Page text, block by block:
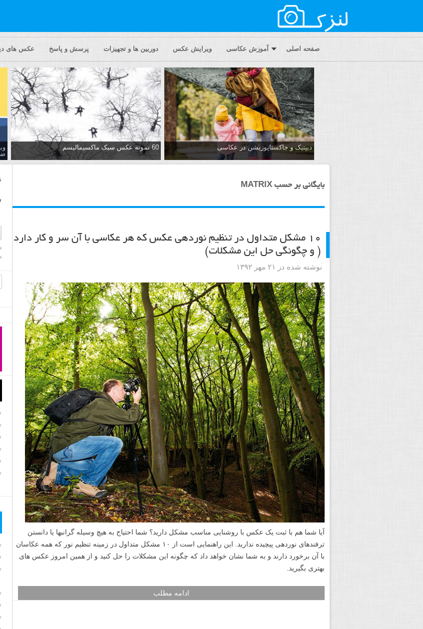
صفحه اصلی آموزش عکاسی ویرایش عکس دوربین ها و تجهیزات پرسش و پاسخ عکس های
دیپتیک و جاکستا‌پوزیشن در عکاسی 60 نمونه عکس سبک ماکسیمالیسم
بایگانی بر حسب MATRIX
۱۰ مشکل متداول در تنظیم نوردهی عکس که هر عکاسی با آن سر و کار دارد
( و چگونگی حل این مشکلات)
نوشته شده در ۲۱ مهر ۱۳۹۲
آیا شما هم با ثبت یک عکس با روشنایی مناسب مشکل دارید؟ شما احتیاج به هیچ وسیله گرانبها یا دانستن
ترفندهای نوردهی پیچیده ندارید. این راهنمایی است از ۱۰ مشکل متداول در زمینه تنظیم نور که همه عکاسان
با آن برخورد دارند و به شما نشان خواهد داد که چگونه این مشکلات را حل کنید و از همین امروز عکس های
بهتری بگیرید.
ادامه مطلب